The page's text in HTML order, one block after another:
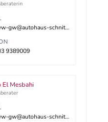
hilden-vw-gw@autohaus-schnitzler.dealerdesk.de
9389009
El Mesbahi
hilden-vw-gw@autohaus-schnitzler.dealerdesk.de